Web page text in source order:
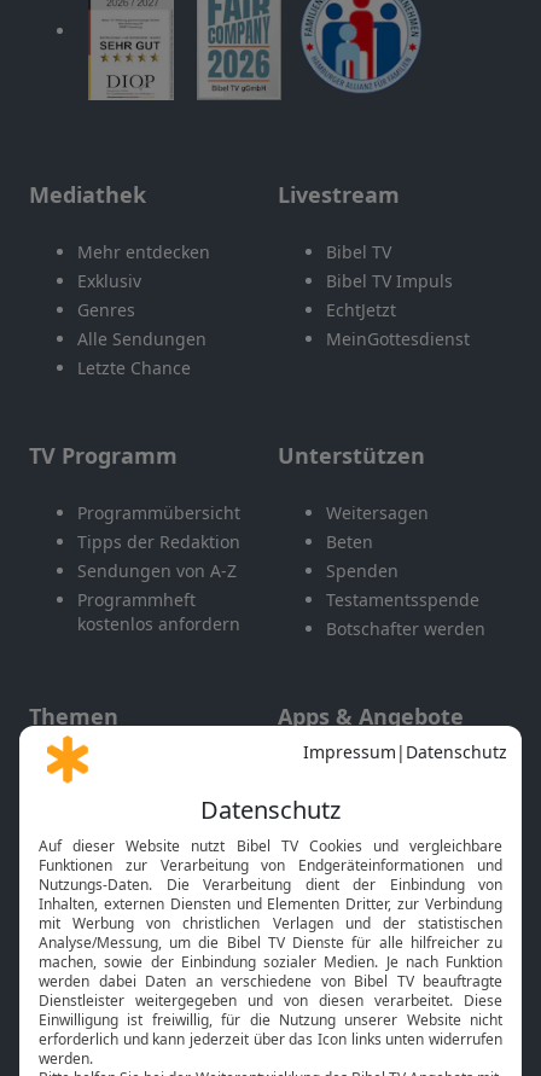
Mediathek
Mehr entdecken
Exklusiv
Genres
Alle Sendungen
Letzte Chance
Livestream
Bibel TV
Bibel TV Impuls
EchtJetzt
MeinGottesdienst
TV Programm
Programmübersicht
Tipps der Redaktion
Sendungen von A-Z
Programmheft
kostenlos anfordern
Unterstützen
Weitersagen
Beten
Spenden
Testamentsspende
Botschafter werden
Themen
Gott und Bibel erklärt
Neuigkeiten
Apps & Angebote
Mobile App
Smart TV
HbbTV
Bibelthek Online-Bibel
Nächster Gottesdienst
Bibel TV Service